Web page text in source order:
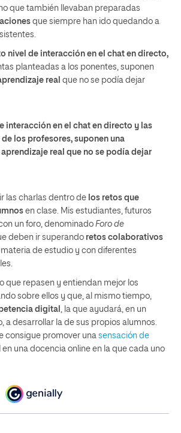
que también llevaban preparadas
que siempre han ido quedando a
nivel de interacción en el chat en directo,
planteadas a los ponentes, suponen
real que no se podía dejar
interacción en el chat en directo y las
los profesores, suponen una
real que no se podía dejar
las charlas dentro de los retos que
en clase. Mis estudiantes, futuros
un foro, denominado Foro de
deben ir superando retos colaborativos
de estudio y con diferentes
que repasen y entiendan mejor los
sobre ellos y que, al mismo tiempo,
digital , la que ayudará, en un
a desarrollar la de sus propios alumnos.
consigue promover una sensación de
una docencia online en la que cada uno